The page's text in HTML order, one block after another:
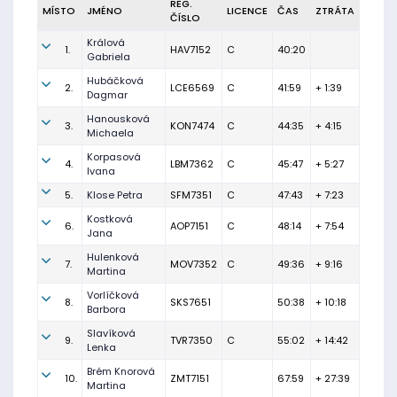
MÍSTO JMÉNO
REG.
ČÍSLO
LICENCE ČAS ZTRÁTA
1.
Králová
Gabriela
HAV7152 C 40:20
2.
Hubáčková
Dagmar
LCE6569 C 41:59 + 1:39
3.
Hanousková
Michaela
KON7474 C 44:35 + 4:15
4.
Korpasová
Ivana
LBM7362 C 45:47 + 5:27
5. Klose Petra SFM7351 C 47:43 + 7:23
6.
Kostková
Jana
AOP7151 C 48:14 + 7:54
7.
Hulenková
Martina
MOV7352 C 49:36 + 9:16
8.
Vorlíčková
Barbora
SKS7651 50:38 + 10:18
9.
Slavíková
Lenka
TVR7350 C 55:02 + 14:42
10.
Brém Knorová
Martina
ZMT7151 67:59 + 27:39